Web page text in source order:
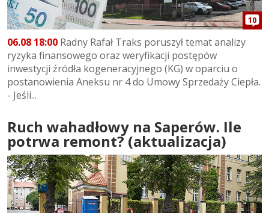
10
06.08 18:00 Radny Rafał Traks poruszył temat analizy
ryzyka finansowego oraz weryfikacji postępów
inwestycji źródła kogeneracyjnego (KG) w oparciu o
postanowienia Aneksu nr 4 do Umowy Sprzedaży Ciepła.
- Jeśli...
Ruch wahadłowy na Saperów. Ile
potrwa remont? (aktualizacja)